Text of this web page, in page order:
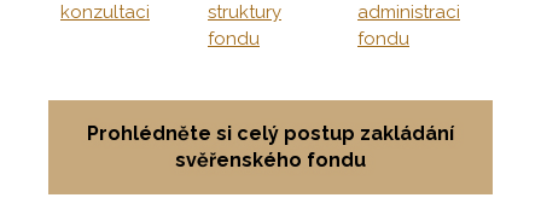
konzultaci
struktury
fondu
administraci
fondu
Prohlédněte si celý postup zakládání
svěřenského fondu